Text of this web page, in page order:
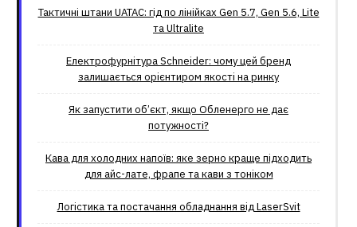
Тактичні штани UATAC: гід по лінійках Gen 5.7, Gen 5.6, Lite
та Ultralite
Електрофурнітура Schneider: чому цей бренд
залишається орієнтиром якості на ринку
Як запустити об’єкт, якщо Обленерго не дає
потужності?
Кава для холодних напоїв: яке зерно краще підходить
для айс-лате, фрапе та кави з тоніком
Логістика та постачання обладнання від LaserSvit